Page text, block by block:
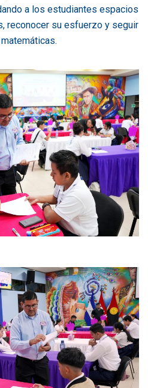
a los estudiantes espacios
reconocer su esfuerzo y seguir